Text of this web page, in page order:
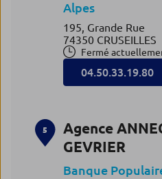
Alpes
195, Grande Rue
74350 CRUSEILLES
Fermé
04.50.33.19.80
5
Agence
GEVRIER
Banque